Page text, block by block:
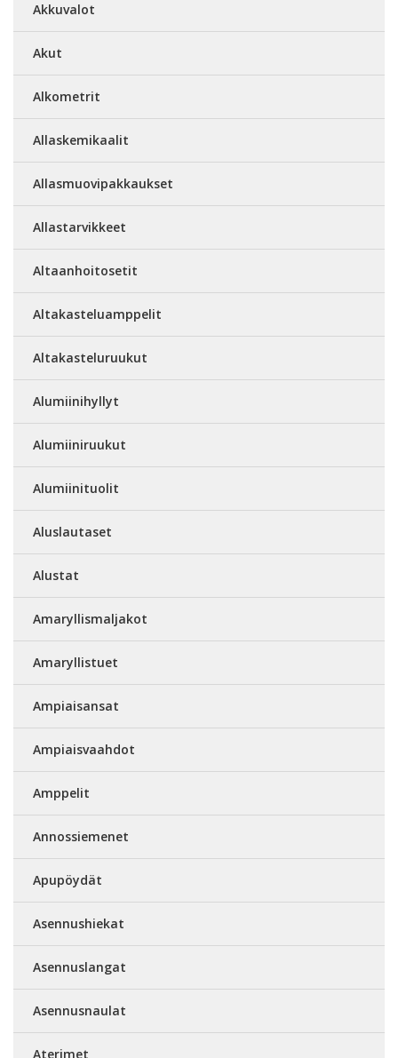
Akkuvalot
Akut
Alkometrit
Allaskemikaalit
Allasmuovipakkaukset
Allastarvikkeet
Altaanhoitosetit
Altakasteluamppelit
Altakasteluruukut
Alumiinihyllyt
Alumiiniruukut
Alumiinituolit
Aluslautaset
Alustat
Amaryllismaljakot
Amaryllistuet
Ampiaisansat
Ampiaisvaahdot
Amppelit
Annossiemenet
Apupöydät
Asennushiekat
Asennuslangat
Asennusnaulat
Aterimet